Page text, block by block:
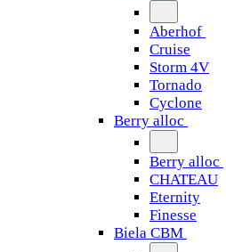
Aberhof
Cruise
Storm 4V
Tornado
Сyclone
Berry alloc
Berry alloc
CHATEAU
Eternity
Finesse
Biela CBM